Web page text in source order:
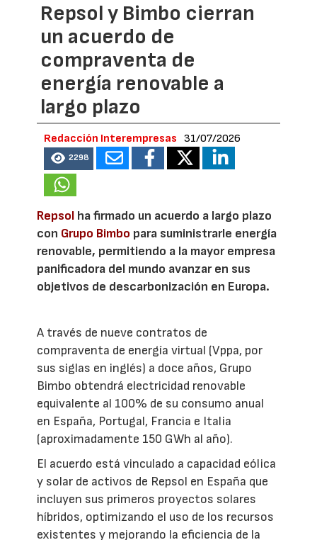
Repsol y Bimbo cierran
un acuerdo de
compraventa de
energía renovable a
largo plazo
Redacción Interempresas 31/07/2026
2298
Repsol ha firmado un acuerdo a largo plazo
con Grupo Bimbo para suministrarle energía
renovable, permitiendo a la mayor empresa
panificadora del mundo avanzar en sus
objetivos de descarbonización en Europa.
A través de nueve contratos de
compraventa de energía virtual (Vppa, por
sus siglas en inglés) a doce años, Grupo
Bimbo obtendrá electricidad renovable
equivalente al 100% de su consumo anual
en España, Portugal, Francia e Italia
(aproximadamente 150 GWh al año).
El acuerdo está vinculado a capacidad eólica
y solar de activos de Repsol en España que
incluyen sus primeros proyectos solares
híbridos, optimizando el uso de los recursos
existentes y mejorando la eficiencia de la